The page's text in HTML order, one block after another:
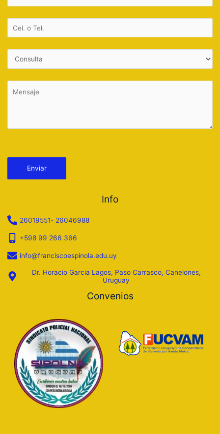
Info
26019551- 26046988
+598 99 266 366
info@franciscoespinola.edu.uy
Dr. Horacio Garcia Lagos, Paso Carrasco, Canelones,
Uruguay
Convenios